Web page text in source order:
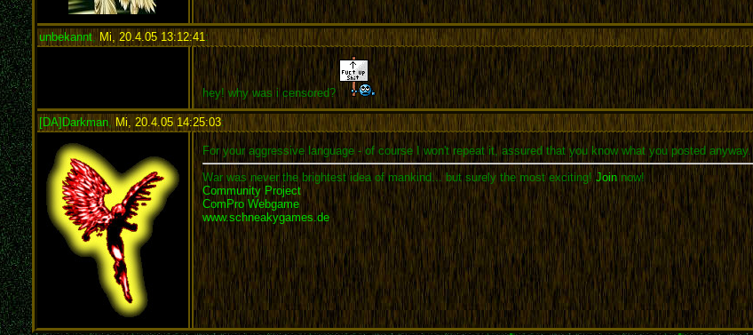
unbekannt, Mi, 20.4.05 13:12:41:
hey! why was i censored?
[DA]Darkman,Mi, 20.4.05 14:25:03:
For your aggressive language - of course I won't repeat it, assured that you know what you posted anyway.
War was never the brightest idea of mankind... but surely the most exciting!Joinnow!
Community Project
ComPro Webgame
www.schneakygames.de